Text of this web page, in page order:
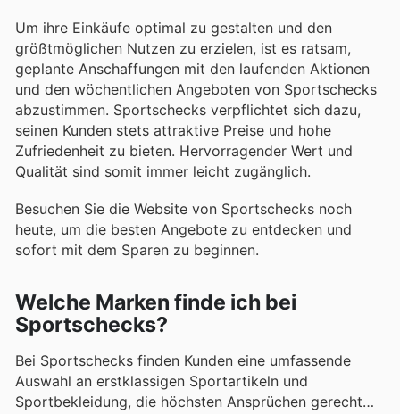
Um ihre Einkäufe optimal zu gestalten und den
größtmöglichen Nutzen zu erzielen, ist es ratsam,
geplante Anschaffungen mit den laufenden Aktionen
und den wöchentlichen Angeboten von Sportschecks
abzustimmen. Sportschecks verpflichtet sich dazu,
seinen Kunden stets attraktive Preise und hohe
Zufriedenheit zu bieten. Hervorragender Wert und
Qualität sind somit immer leicht zugänglich.
Besuchen Sie die Website von Sportschecks noch
heute, um die besten Angebote zu entdecken und
sofort mit dem Sparen zu beginnen.
Welche Marken finde ich bei
Sportschecks?
Bei Sportschecks finden Kunden eine umfassende
Auswahl an erstklassigen Sportartikeln und
Sportbekleidung, die höchsten Ansprüchen gerecht